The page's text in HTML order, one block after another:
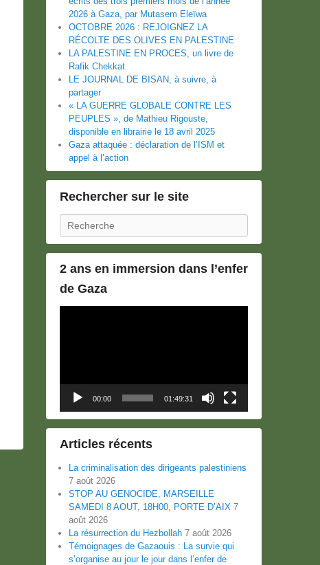
2026 à Gaza, par Mutasem Eleïwa
OCTOBRE 2026 : REJOIGNEZ LA
RÉCOLTE DES OLIVES EN PALESTINE
LA PALESTINE EN PROCES, un livre de
Rafik Chekkat
LE JOURNAL DE BISAN, à suivre, à
partager
« LA GUERRE GLOBALE CONTRE LES
PEUPLES », de Mathieu Rigouste,
disponible en librairie le 18 avril 2025
Gaza attaquée : déclaration de l’ISM et
appel à l’action
Rechercher sur le site
Recherche
2 ans en immersion dans l’enfer
de Gaza
00:00 01:49:31
Articles récents
La criminalisation des dirigeants palestiniens
7 août 2026
STOP AU GENOCIDE, MARSEILLE
SAMEDI 8 AOUT, 18H00, PORTE D’AIX 7
août 2026
La résurrection du Hezbollah 7 août 2026
Témoignages de Gazaouis : La survie qui
s’organise au jour le jour dans l’enfer de